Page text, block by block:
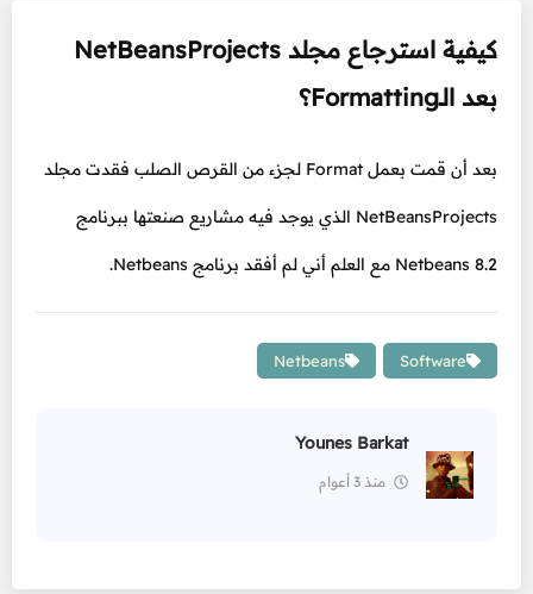
كيفية استرجاع مجلد NetBeansProjects
بعد الـFormatting؟
بعد أن قمت بعمل Format لجزء من القرص الصلب فقدت مجلد
NetBeansProjects الذي يوجد فيه مشاريع صنعتها ببرنامج
Netbeans 8.2 مع العلم أني لم أفقد برنامج Netbeans.
Software
Netbeans
Younes Barkat
منذ 3 أعوام